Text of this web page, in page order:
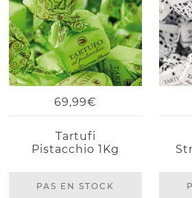
69,99€
Tartufi
Pistacchio 1Kg
PAS EN STOCK